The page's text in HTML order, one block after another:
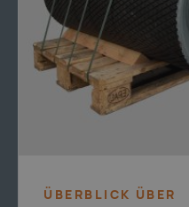
ÜBERBLICK ÜBER